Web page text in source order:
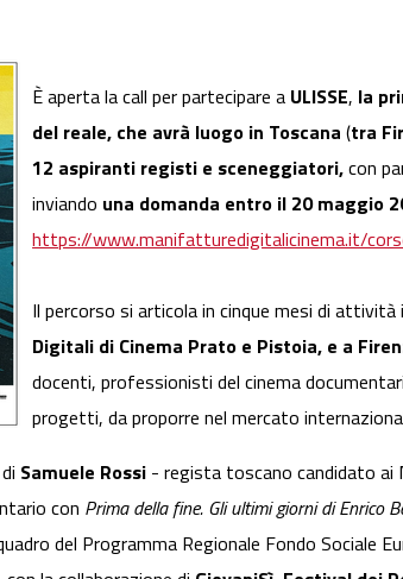
È aperta la call per partecipare a ULISSE, la
del reale, che avrà luogo in Toscana (tra
12 aspiranti registi e sceneggiatori,con
inviando una domanda entro il 20 maggio
https://www.manifatturedigitalicinema.it/
Il percorso si articola in cinque mesi di
Digitali di Cinema Prato e Pistoia, e a
docenti, professionisti del cinema
progetti, da proporre nel mercato
Samuele Rossi - regista toscano candidato ai
con Prima della fine. Gli ultimi giorni di Enrico
del Programma Regionale Fondo Sociale